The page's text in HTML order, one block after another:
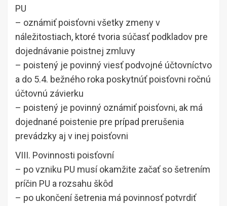
PU
– oznámiť poisťovni všetky zmeny v
náležitostiach, ktoré tvoria súčasť podkladov pre
dojednávanie poistnej zmluvy
– poistený je povinný viesť podvojné účtovníctvo
a do 5.4. bežného roka poskytnúť poisťovni ročnú
účtovnú závierku
– poistený je povinný oznámiť poisťovni, ak má
dojednané poistenie pre prípad prerušenia
prevádzky aj v inej poisťovni
VIII. Povinnosti poisťovní
– po vzniku PU musí okamžite začať so šetrením
príčin PU a rozsahu škôd
– po ukončení šetrenia má povinnosť potvrdiť